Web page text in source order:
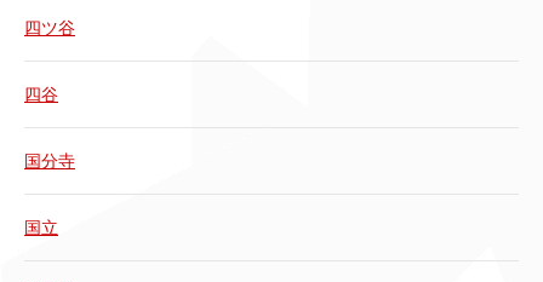
四ツ谷
四谷
国分寺
国立